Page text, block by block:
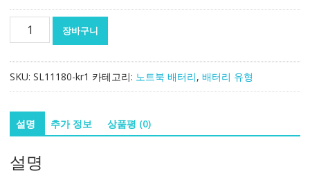
터
MSI
BTY-
수
장바구니
SKU: SL11180-kr1 카테고리: 노트북 배터리, 배터리 유형
설명 추가 정보 상품평 (0)
설명